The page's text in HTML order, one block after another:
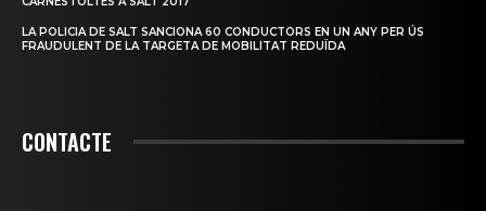
LA POLICIA DE SALT SANCIONA 60 CONDUCTORS EN UN ANY PER ÚS
FRAUDULENT DE LA TARGETA DE MOBILITAT REDUÏDA
CONTACTE